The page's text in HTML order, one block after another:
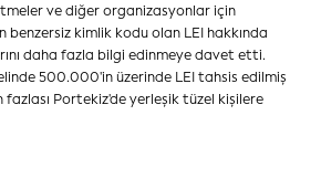
ve diğer organizasyonlar için
benzersiz kimlik kodu olan LEI hakkında
daha fazla bilgi edinmeye davet etti.
500.000'in üzerinde LEI tahsis edilmiş
fazlası Portekiz'de yerleşik tüzel kişilere